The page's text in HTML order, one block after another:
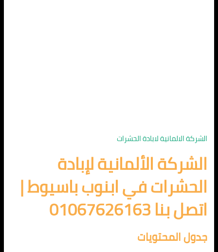
الشركة الالمانية لابادة الحشرات
الشركة الألمانية لإبادة
الحشرات في ابنوب باسيوط |
اتصل بنا 01067626163
جدول المحتويات